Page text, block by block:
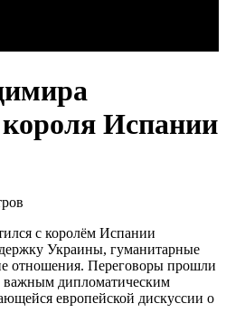
короля Испании
с королём Испании
Украины, гуманитарные
отношения. Переговоры прошли
важным дипломатическим
европейской дискуссии о